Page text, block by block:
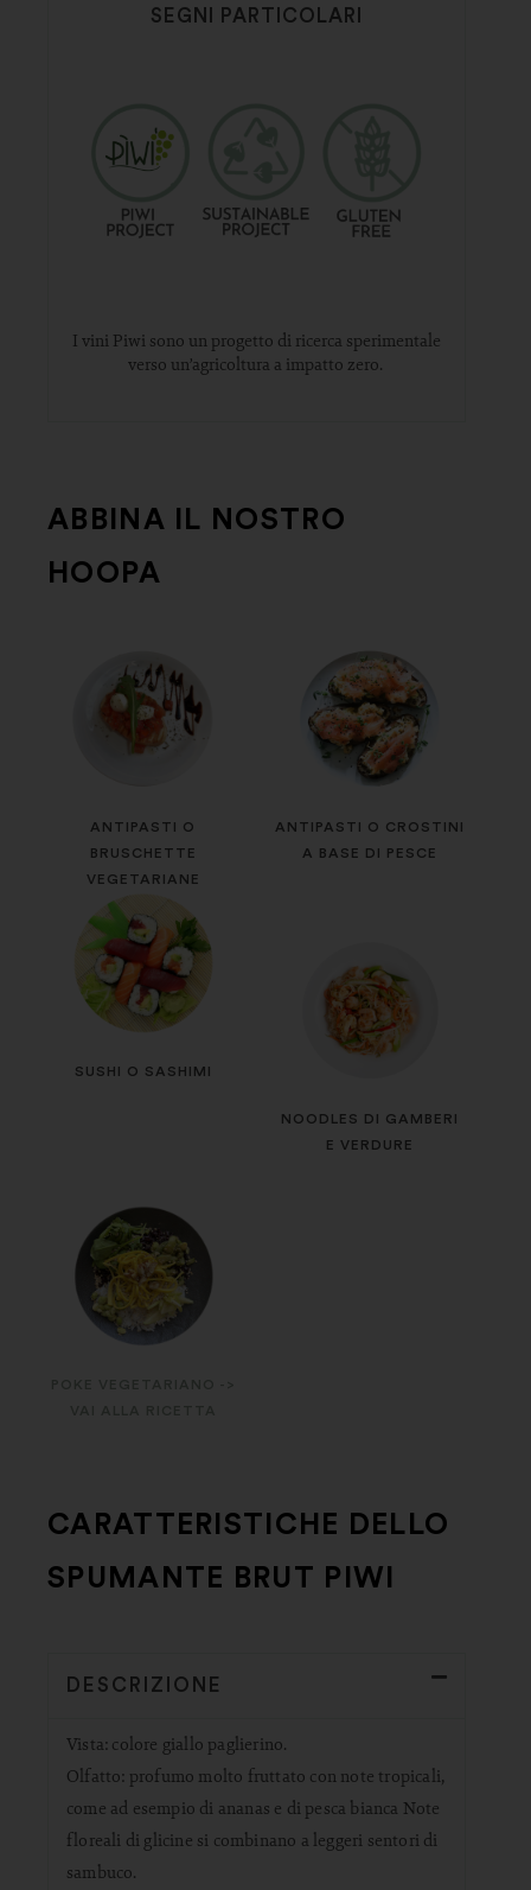
SEGNI PARTICOLARI
I vini Piwi sono un progetto di ricerca sperimentale
verso un’agricoltura a impatto zero.
ABBINA IL NOSTRO
HOOPA
ANTIPASTI O
BRUSCHETTE
VEGETARIANE
ANTIPASTI O CROSTINI
A BASE DI PESCE
SUSHI O SASHIMI
NOODLES DI GAMBERI
E VERDURE
CARATTERISTICHE DELLO
SPUMANTE BRUT PIWI
DESCRIZIONE
Vista: colore giallo paglierino.
Olfatto: profumo molto fruttato con note tropicali,
come ad esempio di ananas e di pesca bianca Note
floreali di glicine si combinano a leggeri sentori di
sambuco.